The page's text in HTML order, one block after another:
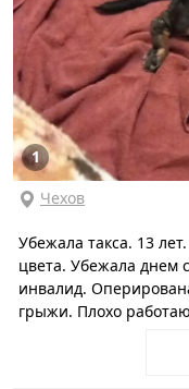
1
Чехов
Убежала такса. 13
цвета. Убежала днем
инвалид.
грыжи. Плохо